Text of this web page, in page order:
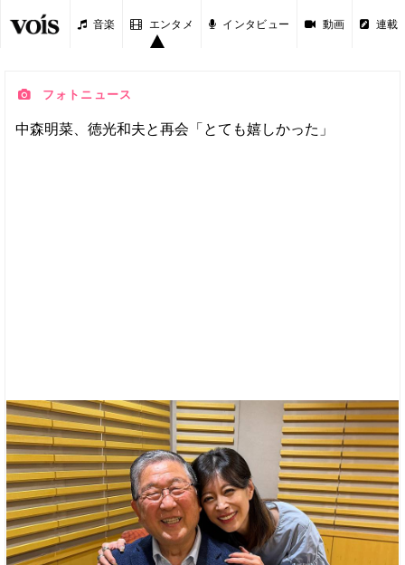
音楽 エンタメ インタビュー 動画 連載
フォトニュース
中森明菜、徳光和夫と再会「とても嬉しかった」